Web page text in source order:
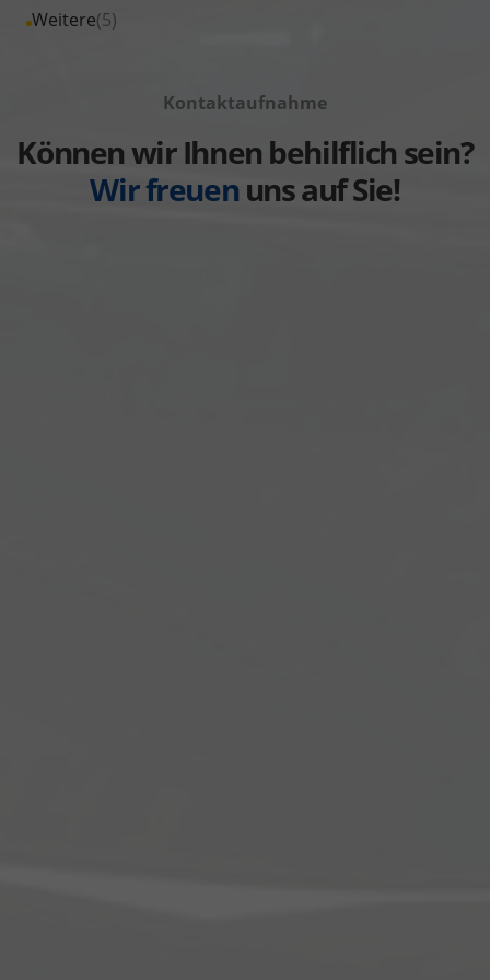
anzeigen
Volkswagen
Fahrzeuge
Weitere(5)
Alle
anzeigen
Kontaktaufnahme
Können wir Ihnen behilflich sein?
Wir freuenuns auf Sie!